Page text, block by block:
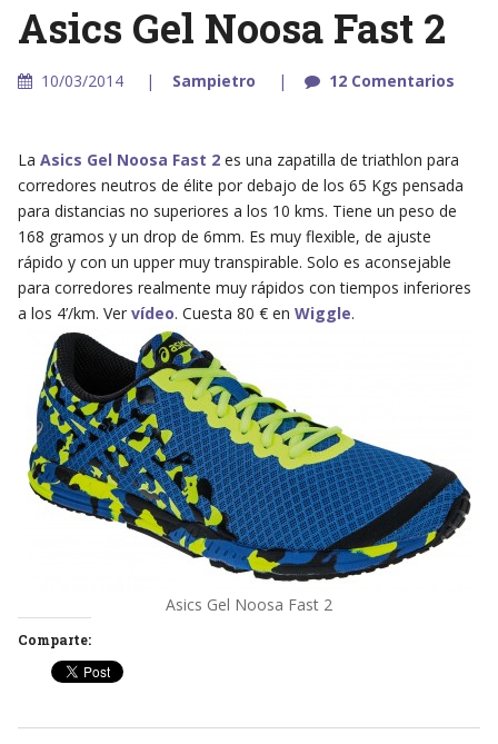
Asics Gel Noosa Fast 2
10/03/2014 Sampietro 12 Comentarios
La Asics Gel Noosa Fast 2es una zapatilla de triathlon para
corredores neutros de élite por debajo de los 65 Kgs pensada
para distancias no superiores a los 10 kms. Tiene un peso de
168 gramos y un drop de 6mm. Es muy flexible, de ajuste
rápido y con un upper muy transpirable. Solo es aconsejable
para corredores realmente muy rápidos con tiempos inferiores
a los 4’/km. Ver vídeo. Cuesta 80 € en Wiggle.
Asics Gel Noosa Fast 2
Comparte: